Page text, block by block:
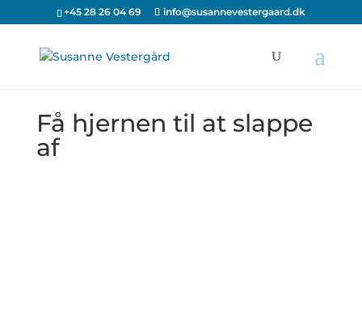
+45 28 26 04 69 info@susannevestergaard.dk
Få hjernen til at slappe
af